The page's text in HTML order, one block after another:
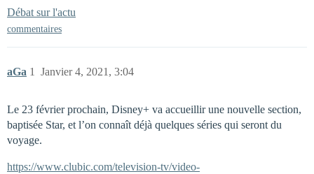
Débat sur l'actu
commentaires
aGa Janvier 4, 2021, 3:04
1
Le 23 février prochain, Disney+ va accueillir une nouvelle section,
baptisée Star, et l’on connaît déjà quelques séries qui seront du
voyage.
https://www.clubic.com/television-tv/video-